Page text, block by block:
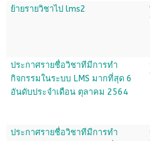
ย้ายรายวิชาไป lms2
ประกาศรายชื่อวิชาทีมีการทำ
กิจกรรมในระบบ LMS มากที่สุด 6
อันดับประจำเดือน ตุลาคม 2564
ประกาศรายชื่อวิชาทีมีการทำ